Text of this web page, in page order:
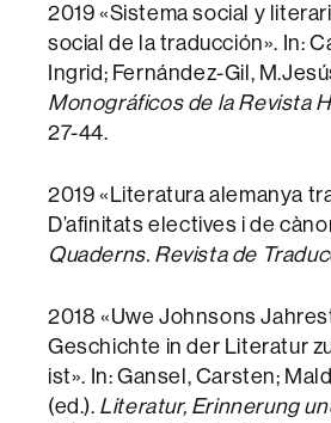
2019 «Sistema social y
social de la traducción». In:
Ingrid; Fernández-Gil,
Monográficos de la Revista
27-44.
2019 «Literatura alemanya
D’afinitats electives i de
Quaderns. Revista de
2018 «Uwe Johnsons
Geschichte in der Literatur
ist». In: Gansel, Carsten;
(ed.). Literatur, Erinnerung